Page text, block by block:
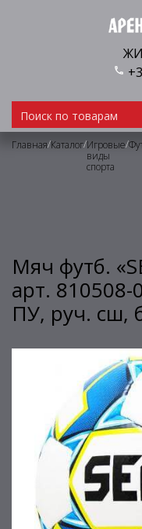
Главная/Каталог/Игровые
виды
спорта
/
Мяч футб.
арт. 810508-
ПУ, руч. сш,